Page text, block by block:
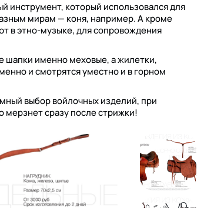
инструмент, который использовался для
мирам — коня, например. А кроме
в этно-музыке, для сопровождения
шапки именно меховые, а жилетки,
и смотрятся уместно и в горном
выбор войлочных изделий, при
мерзнет сразу после стрижки!